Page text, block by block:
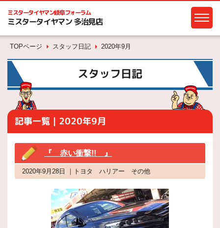
ミスタータイヤマン岐阜フォーラム
ミスタータイヤマン 多治見店
TOPページ スタッフ日記 2020年9月
スタッフ日記
記事一覧｜2020年9月
『 赤い衝撃!! 』
2020年9月28日 ｜トヨタ ハリアー その他